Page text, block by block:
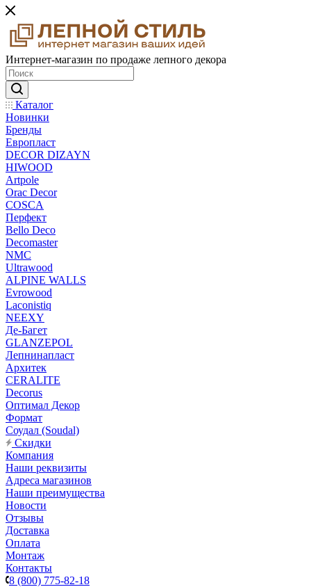
Интернет-магазин по продаже лепного декора
Каталог
Новинки
Бренды
Европласт
DECOR DIZAYN
HIWOOD
Artpole
Orac Decor
COSCA
Перфект
Bello Deco
Decomaster
NMС
Ultrawood
ALPINE WALLS
Evrowood
Laconistiq
NEEXY
Де-Багет
GLANZEPOL
Лепнинапласт
Архитек
CERALITE
Decorus
Оптимал Декор
Формат
Соудал (Soudal)
Скидки
Компания
Наши реквизиты
Адреса магазинов
Наши преимущества
Новости
Отзывы
Доставка
Оплата
Монтаж
Контакты
8 (800) 775-82-18